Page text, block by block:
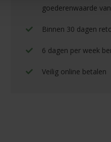
goederenwaarde
Binnen 30 dagen
6 dagen per week
Veilig online betalen